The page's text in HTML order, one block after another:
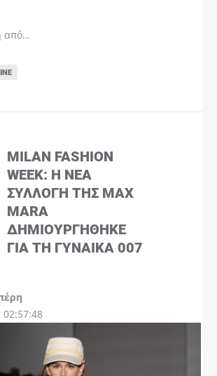
από…
MILAN FASHION
WEEK: Η ΝΈΑ
ΣΥΛΛΟΓΉ ΤΗΣ MAX
MARA
ΔΗΜΙΟΥΡΓΉΘΗΚΕ
ΓΙΑ ΤΗ ΓΥΝΑΊΚΑ 007
02:57:48